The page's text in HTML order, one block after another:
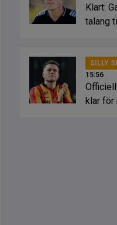
Klart:
talang
SILLY
15:56
klar för